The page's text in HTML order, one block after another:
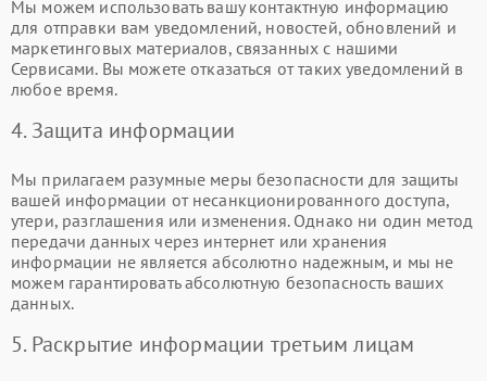
Мы можем использовать вашу контактную информацию
для отправки вам уведомлений, новостей, обновлений и
маркетинговых материалов, связанных с нашими
Сервисами. Вы можете отказаться от таких уведомлений в
любое время.
4. Защита информации
Мы прилагаем разумные меры безопасности для защиты
вашей информации от несанкционированного доступа,
утери, разглашения или изменения. Однако ни один метод
передачи данных через интернет или хранения
информации не является абсолютно надежным, и мы не
можем гарантировать абсолютную безопасность ваших
данных.
5. Раскрытие информации третьим лицам